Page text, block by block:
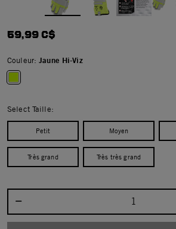
59,99 C$
Couleur:Jaune Hi-Viz
Select Taille:
Petit Moyen
Très grand Très très grand